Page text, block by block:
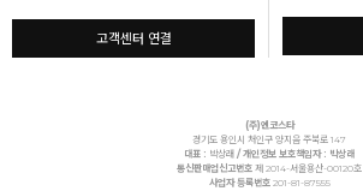
고객센터 연결
(주)엔코스타
경기도 용인시 처인구 양지읍 주북로 147
대표 : 박상래 / 개인정보 보호책임자 : 박상래
통신판매업신고번호 제 2014-서울용산-00120호
사업자 등록번호201-81-87555